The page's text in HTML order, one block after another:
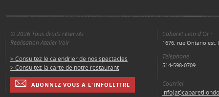
© 2026 Tous droits réservés
Réalisation Atelier Voir
> Consultez le calendrier de nos spectacles
> Consultez la carte de notre restaurant
ABONNEZ VOUS À L'INFOLETTRE
Cabaret Lion d'Or :
1676, rue Ontario est,
Téléphone
514-598-0709
Courriel